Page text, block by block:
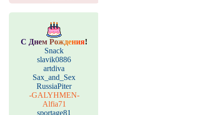
С Днем Рождения!
Snack
slavik0886
artdiva
Sax_and_Sex
RussiaPiter
-GALYHMEN-
Alfia71
sportage81